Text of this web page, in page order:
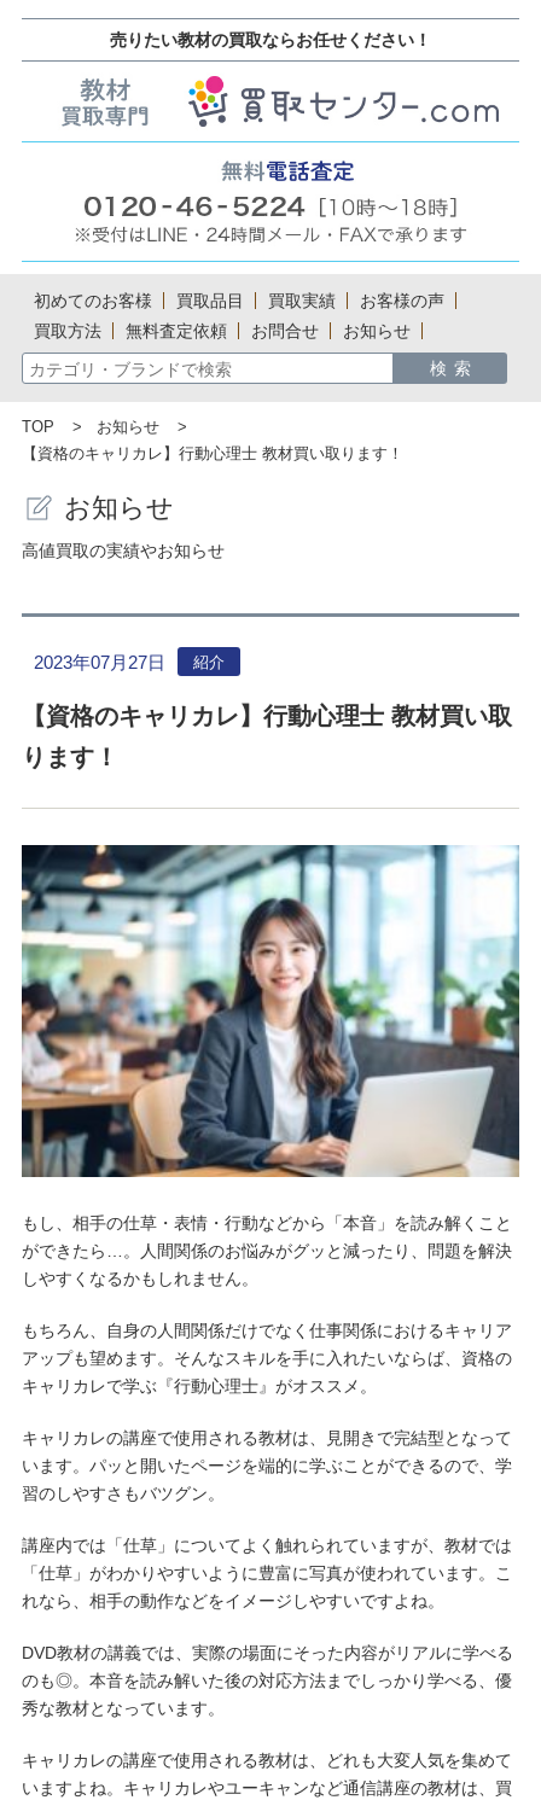
売りたい教材の買取ならお任せください！
初めてのお客様 買取品目 買取実績
お客様の声
買取方法
無料査定依頼 お問合せ お知らせ
TOP
お知らせ
【資格のキャリカレ】行動心理士 教材買い取ります！
お知らせ
高値買取の実績やお知らせ
【資格のキャリカレ】行動心理士 教材買い取
ります！
2023年07月27日 紹介
もし、相手の仕草・表情・行動などから「本音」を読み解くこと
ができたら…。人間関係のお悩みがグッと減ったり、問題を解決
しやすくなるかもしれません。
もちろん、自身の人間関係だけでなく仕事関係におけるキャリア
アップも望めます。そんなスキルを手に入れたいならば、資格の
キャリカレで学ぶ『行動心理士』がオススメ。
キャリカレの講座で使用される教材は、見開きで完結型となって
います。パッと開いたページを端的に学ぶことができるので、学
習のしやすさもバツグン。
講座内では「仕草」についてよく触れられていますが、教材では
「仕草」がわかりやすいように豊富に写真が使われています。こ
れなら、相手の動作などをイメージしやすいですよね。
DVD教材の講義では、実際の場面にそった内容がリアルに学べる
のも◎。本音を読み解いた後の対応方法までしっかり学べる、優
秀な教材となっています。
キャリカレの講座で使用される教材は、どれも大変人気を集めて
いますよね。キャリカレやユーキャンなど通信講座の教材は、買